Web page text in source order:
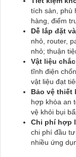
tích sàn, phù
hàng, điểm
Dễ lắp đặt
nhỏ, router,
nhỏ; thuận
Vật liệu
tĩnh điện
vật liệu đạt
Bảo vệ thiết
hợp khóa an
vệ khỏi bụi
Chi phí hợp
chi phí đầu
nhiều ứng